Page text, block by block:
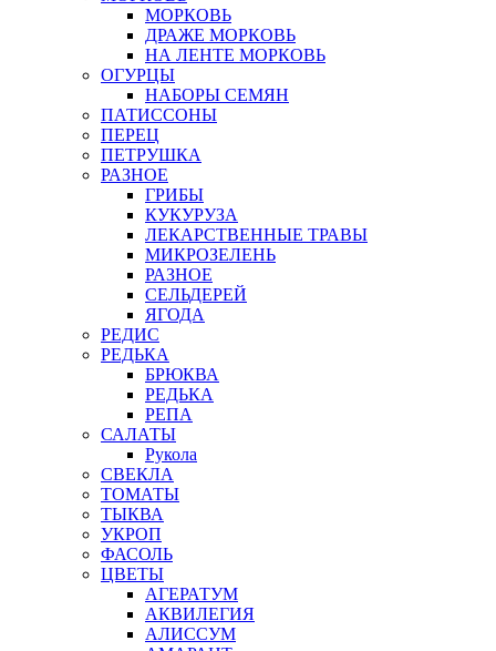
МОРКОВЬ
ДРАЖЕ МОРКОВЬ
НА ЛЕНТЕ МОРКОВЬ
ОГУРЦЫ
НАБОРЫ СЕМЯН
ПАТИССОНЫ
ПЕРЕЦ
ПЕТРУШКА
РАЗНОЕ
ГРИБЫ
КУКУРУЗА
ЛЕКАРСТВЕННЫЕ ТРАВЫ
МИКРОЗЕЛЕНЬ
РАЗНОЕ
СЕЛЬДЕРЕЙ
ЯГОДА
РЕДИС
РЕДЬКА
БРЮКВА
РЕДЬКА
РЕПА
САЛАТЫ
Рукола
СВЕКЛА
ТОМАТЫ
ТЫКВА
УКРОП
ФАСОЛЬ
ЦВЕТЫ
АГЕРАТУМ
АКВИЛЕГИЯ
АЛИССУМ